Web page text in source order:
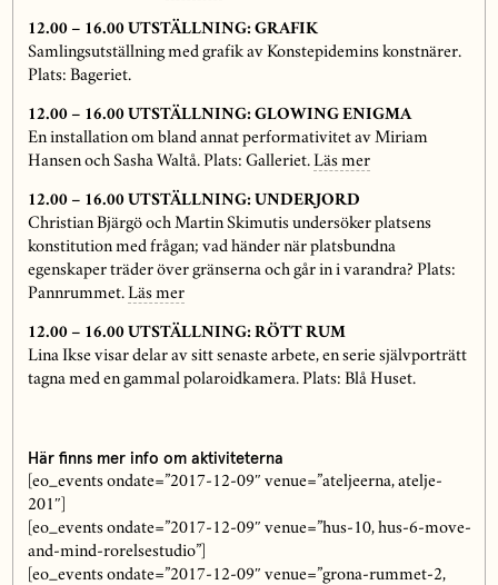
12.00 – 16.00 UTSTÄLLNING: GRAFIK
Samlingsutställning med grafik av Konstepidemins konstnärer.
Plats: Bageriet.
12.00 – 16.00 UTSTÄLLNING: GLOWING ENIGMA
En installation om bland annat performativitet av Miriam
Hansen och Sasha Waltå. Plats: Galleriet. Läs mer
12.00 – 16.00 UTSTÄLLNING: UNDERJORD
Christian Bjärgö och Martin Skimutis undersöker platsens
konstitution med frågan; vad händer när platsbundna
egenskaper träder över gränserna och går in i varandra? Plats:
Pannrummet. Läs mer
12.00 – 16.00 UTSTÄLLNING: RÖTT RUM
Lina Ikse visar delar av sitt senaste arbete, en serie självporträtt
tagna med en gammal polaroidkamera. Plats: Blå Huset.
Här finns mer info om aktiviteterna
[eo_events ondate=”2017-12-09″ venue=”ateljeerna, atelje-
201″]
[eo_events ondate=”2017-12-09″ venue=”hus-10, hus-6-move-
and-mind-rorelsestudio”]
[eo_events ondate=”2017-12-09″ venue=”grona-rummet-2,